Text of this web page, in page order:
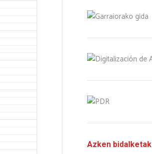
Azken bidalketak